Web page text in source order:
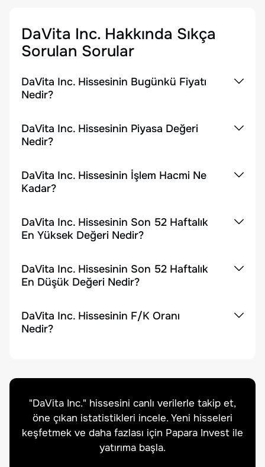
DaVita Inc. Hakkında Sıkça
Sorulan Sorular
DaVita Inc. Hissesinin Bugünkü Fiyatı
Nedir?
DaVita Inc. Hissesinin Piyasa Değeri
Nedir?
DaVita Inc. Hissesinin İşlem Hacmi Ne
Kadar?
DaVita Inc. Hissesinin Son 52 Haftalık
En Yüksek Değeri Nedir?
DaVita Inc. Hissesinin Son 52 Haftalık
En Düşük Değeri Nedir?
DaVita Inc. Hissesinin F/K Oranı
Nedir?
"DaVita Inc." hissesini canlı verilerle takip et,
öne çıkan istatistikleri incele. Yeni hisseleri
keşfetmek ve daha fazlası için Papara Invest ile
yatırıma başla.